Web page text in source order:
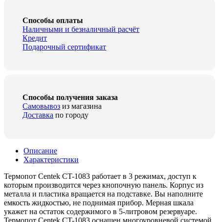
Способы оплаты
Наличными и безналичный расчёт
Кредит
Подарочный сертификат
Способы получения заказа
Самовывоз из магазина
Доставка по городу
Описание
Характеристики
Термопот Centek CT-1083 работает в 3 режимах, доступ к
которым производится через кнопочную панель. Корпус из
металла и пластика вращается на подставке. Вы наполните
емкость жидкостью, не поднимая прибор. Мерная шкала
укажет на остаток содержимого в 5-литровом резервуаре.
Термопот Centek CT-1083 оснащен многоуровневой системой